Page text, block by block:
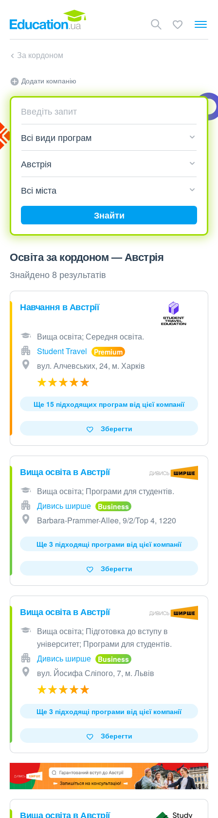
За кордоном
Додати компанію
Знайти
Освіта за кордоном — Австрія
Знайдено 8 результатів
Навчання в Австрії
Вища освіта; Середня освіта.
Student Travel
вул. Алчевських, 24, м. Харків
Ще 15 підходящих програм від цієї компанії
Зберегти
Вища освіта в Австрії
Вища освіта; Програми для студентів.
Дивись ширше
Barbara-Prammer-Allee, 9/2/Top 4, 1220
Ще 3 підходящі програми від цієї компанії
Зберегти
Вища освіта в Австрії
Вища освіта; Підготовка до вступу в
університет; Програми для студентів.
Дивись ширше
вул. Йосифа Сліпого, 7, м. Львів
Ще 3 підходящі програми від цієї компанії
Зберегти
Вища освіта в Австрії